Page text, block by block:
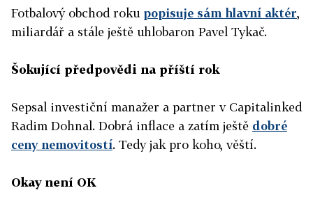
Fotbalový obchod roku popisuje sám hlavní aktér,
miliardář a stále ještě uhlobaron Pavel Tykač.
Šokující předpovědi na příští rok
Sepsal investiční manažer a partner v Capitalinked
Radim Dohnal. Dobrá inflace a zatím ještě dobré
ceny nemovitostí. Tedy jak pro koho, věští.
Okay není OK